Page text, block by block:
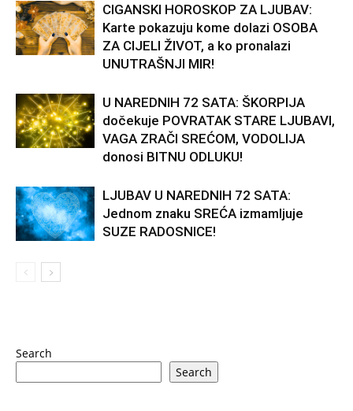
CIGANSKI HOROSKOP ZA LJUBAV:
Karte pokazuju kome dolazi OSOBA
ZA CIJELI ŽIVOT, a ko pronalazi
UNUTRAŠNJI MIR!
U NAREDNIH 72 SATA: ŠKORPIJA
dočekuje POVRATAK STARE LJUBAVI,
VAGA ZRAČI SREĆOM, VODOLIJA
donosi BITNU ODLUKU!
LJUBAV U NAREDNIH 72 SATA:
Jednom znaku SREĆA izmamljuje
SUZE RADOSNICE!
Search
Search